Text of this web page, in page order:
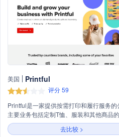
美国 Printful
评分 59
Printful是一家提供按需打印和履行服务的
主要业务包括定制T恤、服装和其他商品
印，以及为在线商店提供库存管理、订单
发货服务。
去比较 >